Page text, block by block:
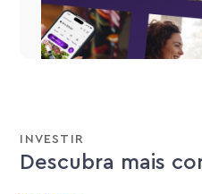
INVESTIR
Descubra mais